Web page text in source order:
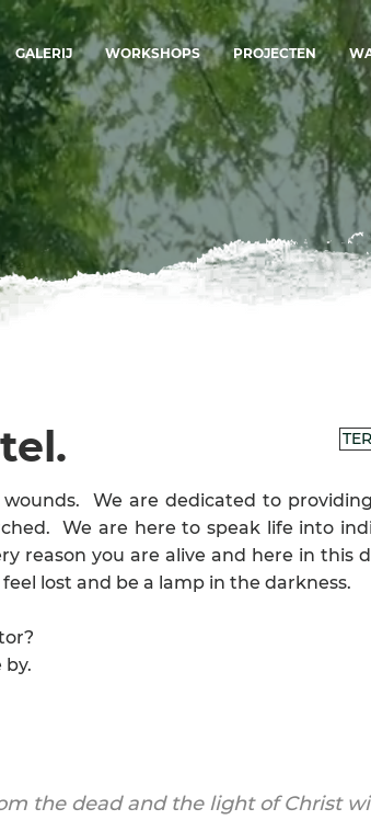
GALERIJ WORKSHOPS PROJECTEN
We are dedicated to
We are here to speak life into
reason you are alive and here in this
lost and be a lamp in the darkness.
by.
the dead and the light of Christ